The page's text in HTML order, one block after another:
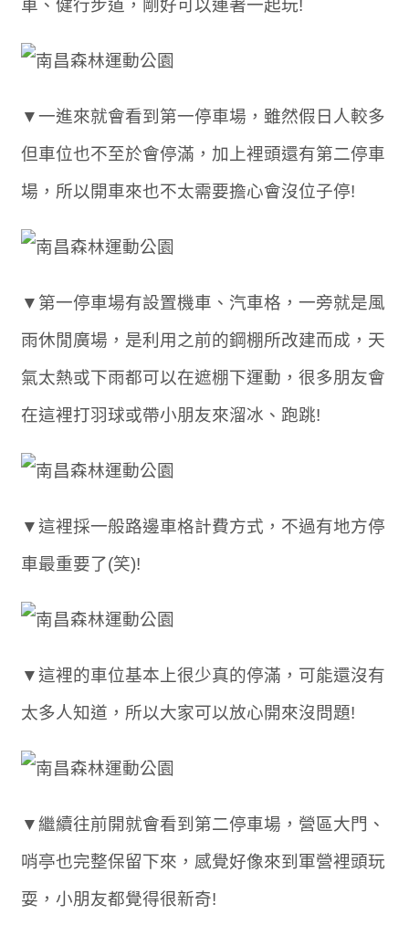
車、健行步道，剛好可以連著一起玩!
▼一進來就會看到第一停車場，雖然假日人較多
但車位也不至於會停滿，加上裡頭還有第二停車
場，所以開車來也不太需要擔心會沒位子停!
▼第一停車場有設置機車、汽車格，一旁就是風
雨休閒廣場，是利用之前的鋼棚所改建而成，天
氣太熱或下雨都可以在遮棚下運動，很多朋友會
在這裡打羽球或帶小朋友來溜冰、跑跳!
▼這裡採一般路邊車格計費方式，不過有地方停
車最重要了(笑)!
▼這裡的車位基本上很少真的停滿，可能還沒有
太多人知道，所以大家可以放心開來沒問題!
▼繼續往前開就會看到第二停車場，營區大門、
哨亭也完整保留下來，感覺好像來到軍營裡頭玩
耍，小朋友都覺得很新奇!